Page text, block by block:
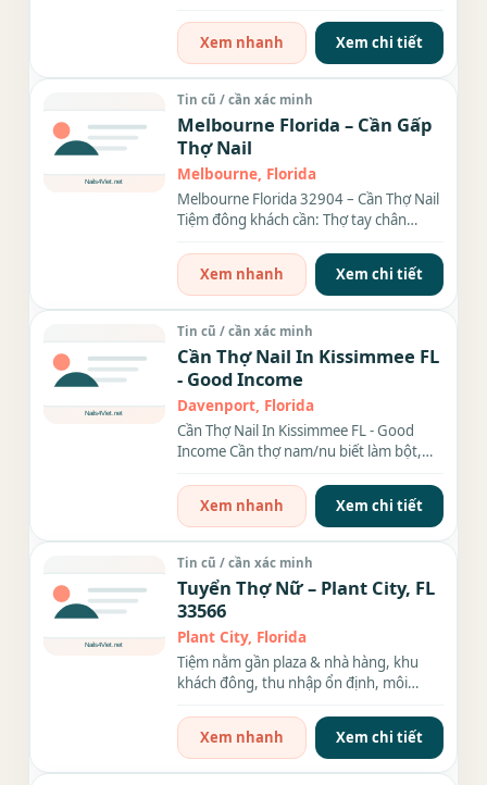
Xem nhanh
Xem chi tiết
Tin cũ / cần xác minh
Melbourne Florida – Cần Gấp
Thợ Nail
Melbourne, Florida
Melbourne Florida 32904 – Cần Thợ Nail
Tiệm đông khách cần: Thợ tay chân
Xem nhanh
Xem chi tiết
Tin cũ / cần xác minh
Cần Thợ Nail In Kissimmee FL
- Good Income
Davenport, Florida
Cần Thợ Nail In Kissimmee FL - Good
Income Cần thợ nam/nu biết làm bột,
Xem nhanh
Xem chi tiết
Tin cũ / cần xác minh
Tuyển Thợ Nữ – Plant City, FL
33566
Plant City, Florida
Tiệm nằm gần plaza & nhà hàng, khu
khách đông, thu nhập ổn định, môi
Xem nhanh
Xem chi tiết